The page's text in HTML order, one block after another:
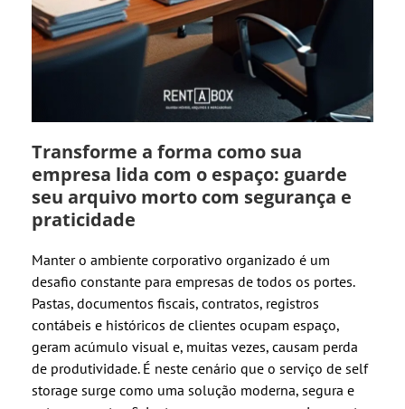
Transforme a forma como sua
empresa lida com o espaço: guarde
seu arquivo morto com segurança e
praticidade
Manter o ambiente corporativo organizado é um
desafio constante para empresas de todos os portes.
Pastas, documentos fiscais, contratos, registros
contábeis e históricos de clientes ocupam espaço,
geram acúmulo visual e, muitas vezes, causam perda
de produtividade. É neste cenário que o serviço de self
storage surge como uma solução moderna, segura e